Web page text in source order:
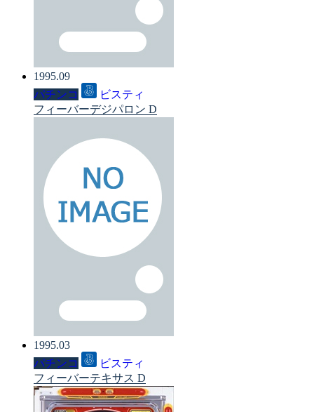
1995.09
パチンコ
ビスティ
フィーバーデジパロン D
1995.03
パチンコ
ビスティ
フィーバーテキサス D